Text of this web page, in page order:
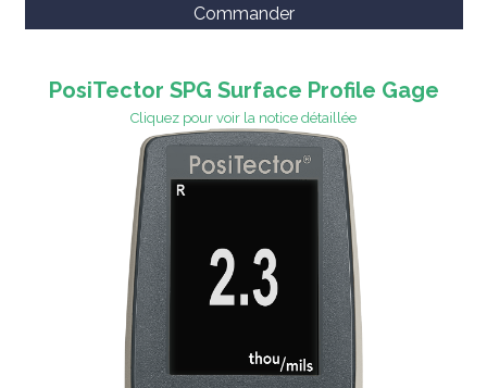
Commander
PosiTector SPG Surface Profile Gage
Cliquez pour voir la notice détaillée